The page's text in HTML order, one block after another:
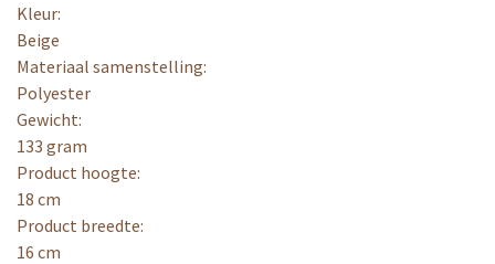
Kleur:
Beige
Materiaal samenstelling:
Polyester
Gewicht:
133 gram
Product hoogte:
18 cm
Product breedte:
16 cm